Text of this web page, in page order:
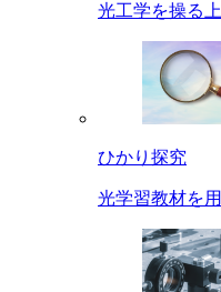
光工学を操る
ひかり探究
光学習教材を